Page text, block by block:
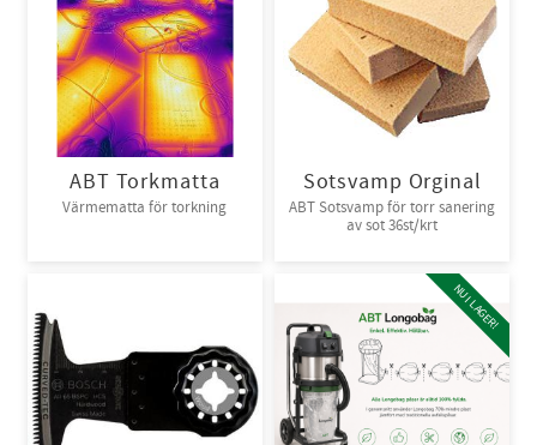
ABT Torkmatta
Värmematta för torkning
Sotsvamp Orginal
ABT Sotsvamp för torr sanering
av sot 36st/krt
NU I LAGER!